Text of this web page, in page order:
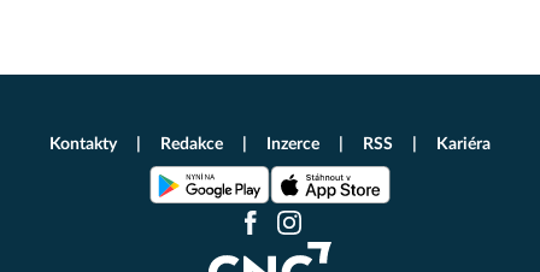
Kontakty Redakce Inzerce RSS Kariéra